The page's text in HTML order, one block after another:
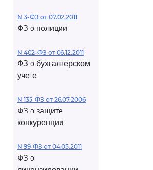
N 3-ФЗ от 07.02.2011
ФЗ о полиции
N 402-ФЗ от 06.12.2011
ФЗ о бухгалтерском
учете
N 135-ФЗ от 26.07.2006
ФЗ о защите
конкуренции
N 99-ФЗ от 04.05.2011
ФЗ о